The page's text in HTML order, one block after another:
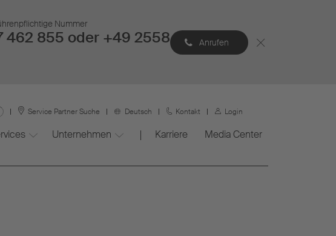
Nummer
462 855 oder +49 2558
Anrufen
Service Partner Suche Deutsch Kontakt Login
Unternehmen Karriere Media Center